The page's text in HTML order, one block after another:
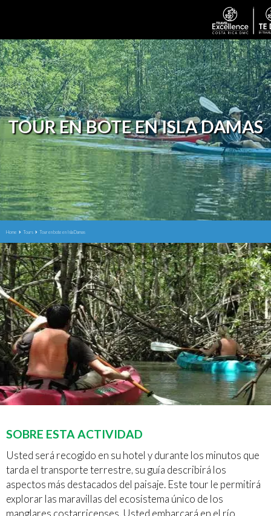
TOUR EN BOTE EN ISLA DAMAS
Home Tours Tour en bote en Isla Damas
SOBRE ESTA ACTIVIDAD
Usted será recogido en su hotel y durante los minutos que
tarda el transporte terrestre, su guía describirá los
aspectos más destacados del paisaje. Este tour le permitirá
explorar las maravillas del ecosistema único de los
manglares costarricenses. Usted embarcará en el río